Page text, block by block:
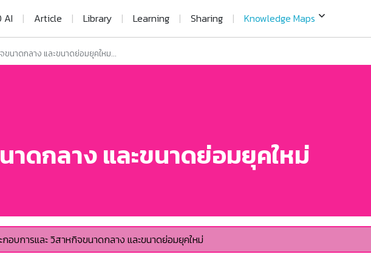
AI | Article | Library | Learning | Sharing | Knowledge Maps
ขนาดกลาง และขนาดย่อมยุคใหม...
าดกลาง และขนาดย่อมยุคใหม่
กอบการและ วิสาหกิจขนาดกลาง และขนาดย่อมยุคใหม่